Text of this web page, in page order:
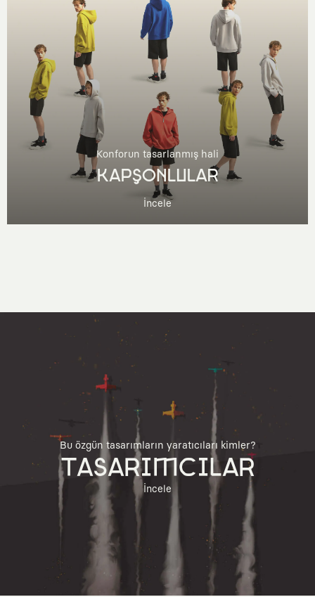
Konforun tasarlanmış hali
KAPŞONLULAR
İncele
Bu özgün tasarımların yaratıcıları kimler?
TASARIMCILAR
İncele